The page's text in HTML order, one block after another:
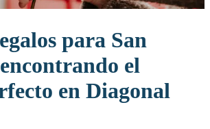
para San
el
en Diagonal